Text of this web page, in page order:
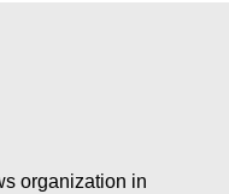
organization in